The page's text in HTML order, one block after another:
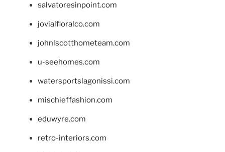
salvatoresinpoint.com
jovialfloralco.com
johnlscotthometeam.com
u-seehomes.com
watersportslagonissi.com
mischieffashion.com
eduwyre.com
retro-interiors.com